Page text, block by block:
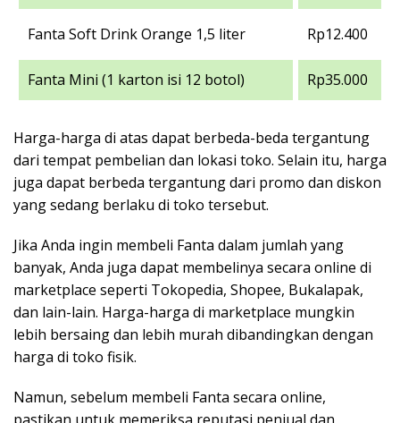
Fanta Soft Drink Orange 1,5 liter Rp12.400
Fanta Mini (1 karton isi 12 botol) Rp35.000
Harga-harga di atas dapat berbeda-beda tergantung
dari tempat pembelian dan lokasi toko. Selain itu, harga
juga dapat berbeda tergantung dari promo dan diskon
yang sedang berlaku di toko tersebut.
Jika Anda ingin membeli Fanta dalam jumlah yang
banyak, Anda juga dapat membelinya secara online di
marketplace seperti Tokopedia, Shopee, Bukalapak,
dan lain-lain. Harga-harga di marketplace mungkin
lebih bersaing dan lebih murah dibandingkan dengan
harga di toko fisik.
Namun, sebelum membeli Fanta secara online,